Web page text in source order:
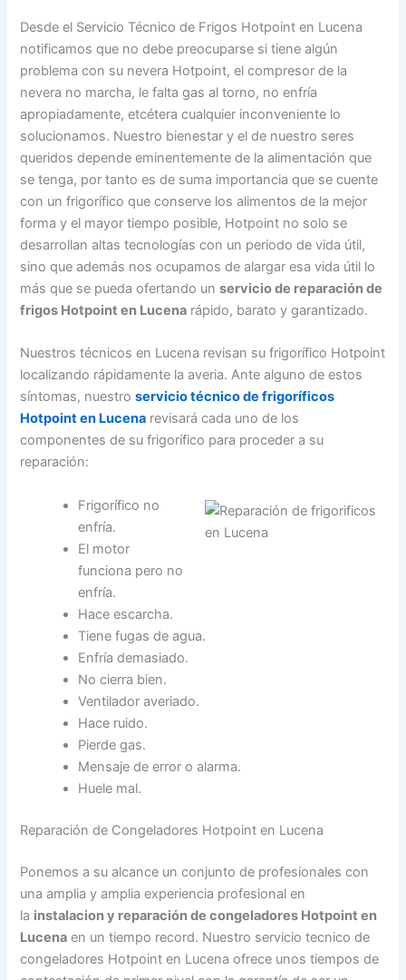
Desde el Servicio Técnico de Frigos Hotpoint en Lucena
notificamos que no debe preocuparse si tiene algún
problema con su nevera Hotpoint, el compresor de la
nevera no marcha, le falta gas al torno, no enfría
apropiadamente, etcétera cualquier inconveniente lo
solucionamos. Nuestro bienestar y el de nuestro seres
queridos depende eminentemente de la alimentación que
se tenga, por tanto es de suma importancia que se cuente
con un frigorífico que conserve los alimentos de la mejor
forma y el mayor tiempo posible, Hotpoint no solo se
desarrollan altas tecnologías con un periodo de vida útil,
sino que además nos ocupamos de alargar esa vida útil lo
más que se pueda ofertando unservicio de reparación de
frigos Hotpoint en Lucena rápido, barato y garantizado.
Nuestros técnicos en Lucena revisan su frigorífico Hotpoint
localizando rápidamente la averia. Ante alguno de estos
síntomas, nuestroservicio técnico de frigoríficos
Hotpoint en Lucena revisará cada uno de los
componentes de su frigorífico para proceder a su
reparación:
Frigorífico no
enfría.
El motor
funciona pero no
enfría.
Hace escarcha.
Tiene fugas de agua.
Enfría demasiado.
No cierra bien.
Ventilador averiado.
Hace ruido.
Pierde gas.
Mensaje de error o alarma.
Huele mal.
Reparación de Congeladores Hotpoint en Lucena
Ponemos a su alcance un conjunto de profesionales con
una amplia y amplia experiencia profesional en
la instalacion y reparación de congeladores Hotpoint en
Lucena en un tiempo record. Nuestro servicio tecnico de
congeladores Hotpoint en Lucena ofrece unos tiempos de